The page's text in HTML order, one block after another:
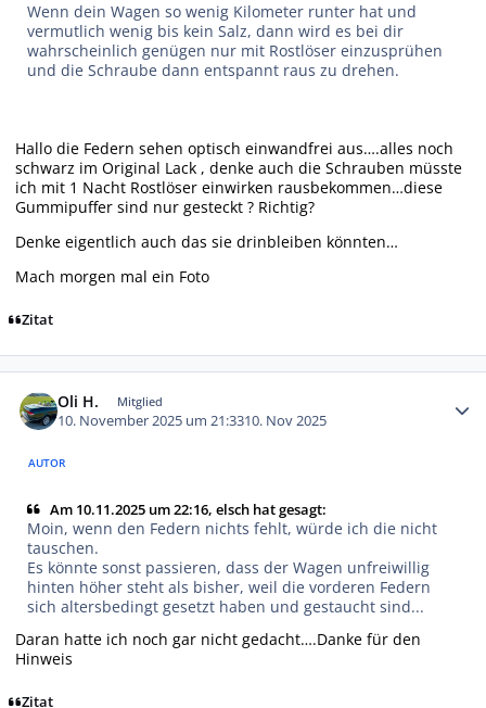
Wenn dein Wagen so wenig Kilometer runter hat und
vermutlich wenig bis kein Salz, dann wird es bei dir
wahrscheinlich genügen nur mit Rostlöser einzusprühen
und die Schraube dann entspannt raus zu drehen.
Hallo die Federn sehen optisch einwandfrei aus….alles noch
schwarz im Original Lack , denke auch die Schrauben müsste
ich mit 1 Nacht Rostlöser einwirken rausbekommen…diese
Gummipuffer sind nur gesteckt ? Richtig?
Denke eigentlich auch das sie drinbleiben könnten…
Mach morgen mal ein Foto
Zitat
Oli H. Mitglied
10. November 2025 um 21:3310. Nov 2025
AUTOR
Am 10.11.2025 um 22:16, elsch hat gesagt:
Moin, wenn den Federn nichts fehlt, würde ich die nicht
tauschen.
Es könnte sonst passieren, dass der Wagen unfreiwillig
hinten höher steht als bisher, weil die vorderen Federn
sich altersbedingt gesetzt haben und gestaucht sind...
Daran hatte ich noch gar nicht gedacht….Danke für den
Hinweis
Zitat